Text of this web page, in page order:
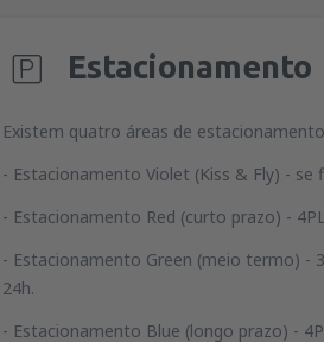
Estacionamento
Existem quatro áreas de
- Estacionamento Violet (Kiss & Fly) -
- Estacionamento Red (curto prazo) -
- Estacionamento Green (meio termo) -
24h.
- Estacionamento Blue (longo prazo) -